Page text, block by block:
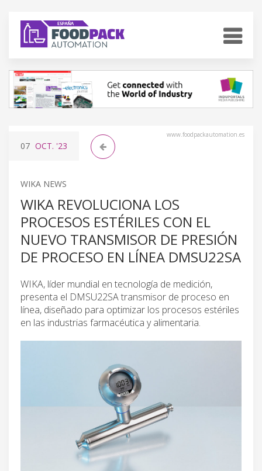
www.foodpackautomation.es
07 OCT. '23
WIKA NEWS
WIKA REVOLUCIONA LOS
PROCESOS ESTÉRILES CON EL
NUEVO TRANSMISOR DE PRESIÓN
DE PROCESO EN LÍNEA DMSU22SA
WIKA, líder mundial en tecnología de medición,
presenta el DMSU22SA transmisor de proceso en
línea, diseñado para optimizar los procesos estériles
en las industrias farmacéutica y alimentaria.